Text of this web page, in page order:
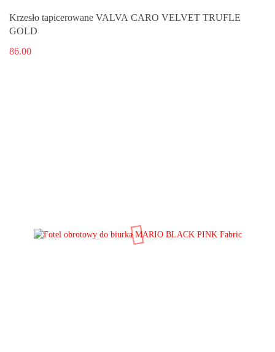
Krzesło tapicerowane VALVA CARO VELVET TRUFLE
GOLD
86.00